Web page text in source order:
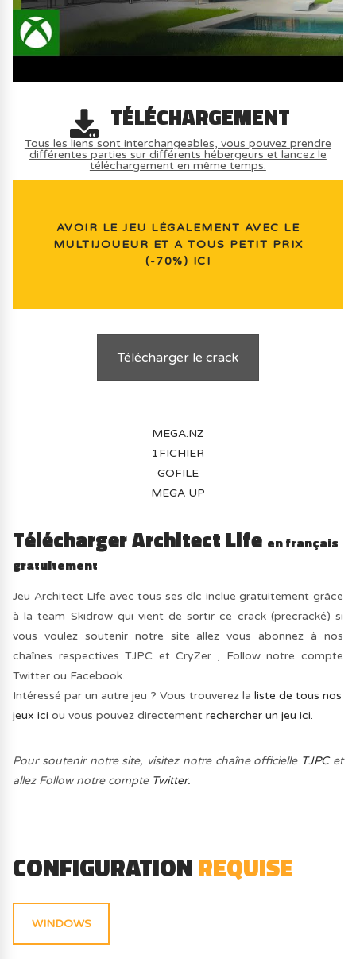
TÉLÉCHARGEMENT
Tous les liens sont interchangeables, vous pouvez prendre
différentes parties sur différents hébergeurs et lancez le
téléchargement en même temps.
AVOIR LE JEU LÉGALEMENT AVEC LE
MULTIJOUEUR ET A TOUS PETIT PRIX
(-70%) ICI
Télécharger le crack
MEGA.NZ
1FICHIER
GOFILE
MEGA UP
Télécharger Architect Life en français
gratuitement
Jeu Architect Life avec tous ses dlc inclue gratuitement grâce
à la team Skidrow qui vient de sortir ce crack (precracké) si
vous voulez soutenir notre site allez vous abonnez à nos
chaînes respectives TJPC et CryZer , Follow notre compte
Twitter ou Facebook.
Intéressé par un autre jeu ? Vous trouverez laliste de tous nos
jeux ici ou vous pouvez directementrechercher un jeu ici.
Pour soutenir notre site, visitez notre chaîne officielle TJPCet
allez Follow notre compte Twitter.
CONFIGURATIONREQUISE
WINDOWS